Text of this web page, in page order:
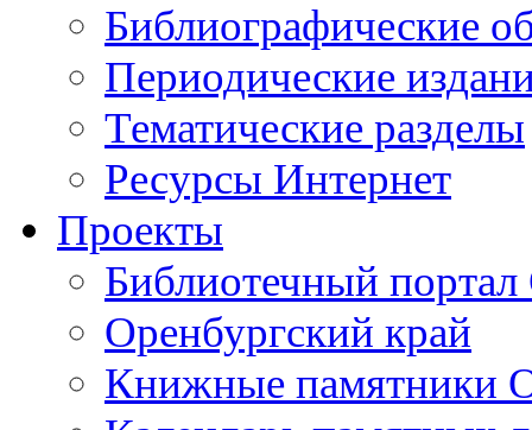
Библиографические
Периодические
Тематические разделы
Ресурсы Интернет
Проекты
Библиотечный портал
Оренбургский край
Книжные памятники